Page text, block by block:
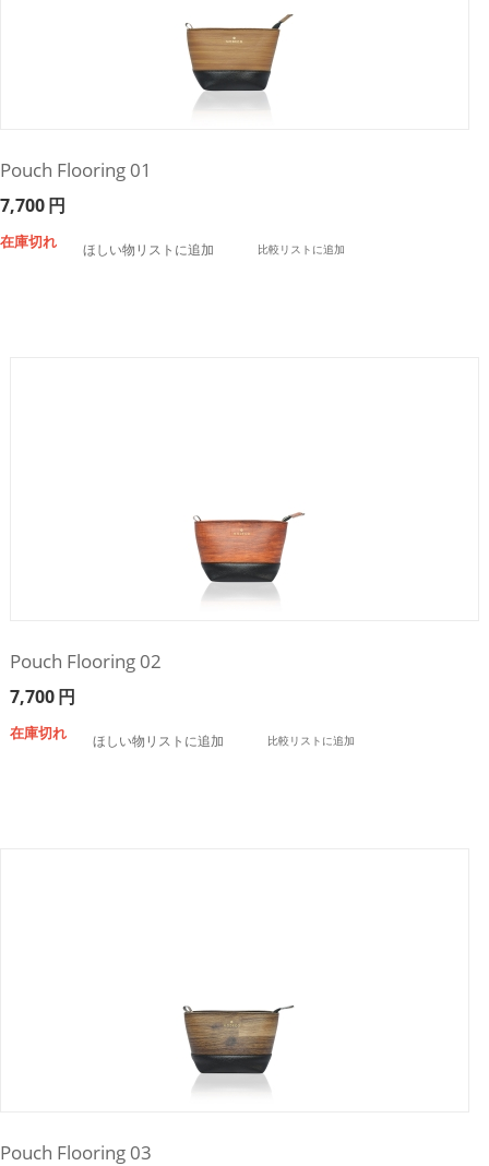
Pouch Flooring 01
7,700円
在庫切れ ほしい物リストに追加 比較リストに追加
Pouch Flooring 02
7,700円
在庫切れ ほしい物リストに追加 比較リストに追加
Pouch Flooring 03